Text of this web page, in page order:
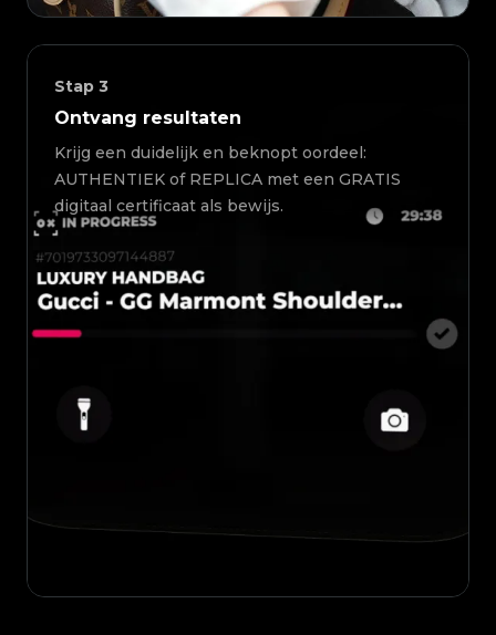
Stap 3
Ontvang resultaten
Krijg een duidelijk en beknopt oordeel:
AUTHENTIEK of REPLICA met een GRATIS
digitaal certificaat als bewijs.